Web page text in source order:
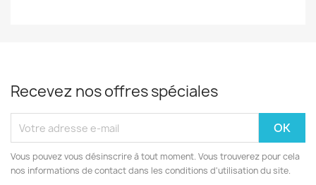
Recevez nos offres spéciales
Vous pouvez vous désinscrire à tout moment. Vous trouverez pour cela
nos informations de contact dans les conditions d'utilisation du site.